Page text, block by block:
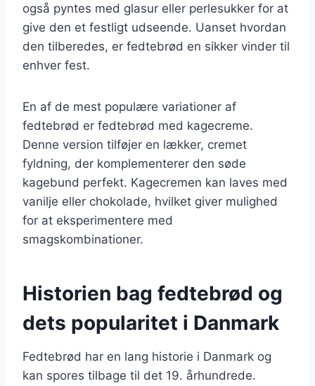
også pyntes med glasur eller perlesukker for at
give den et festligt udseende. Uanset hvordan
den tilberedes, er fedtebrød en sikker vinder til
enhver fest.
En af de mest populære variationer af
fedtebrød er fedtebrød med kagecreme.
Denne version tilføjer en lækker, cremet
fyldning, der komplementerer den søde
kagebund perfekt. Kagecremen kan laves med
vanilje eller chokolade, hvilket giver mulighed
for at eksperimentere med
smagskombinationer.
Historien bag fedtebrød og
dets popularitet i Danmark
Fedtebrød har en lang historie i Danmark og
kan spores tilbage til det 19. århundrede.